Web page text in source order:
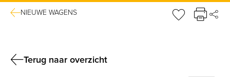
NIEUWE WAGENS
Terug naar overzicht